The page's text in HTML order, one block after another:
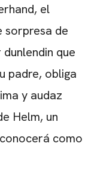
el
sorpresa de
que
padre, obliga
y audaz
Helm, un
como